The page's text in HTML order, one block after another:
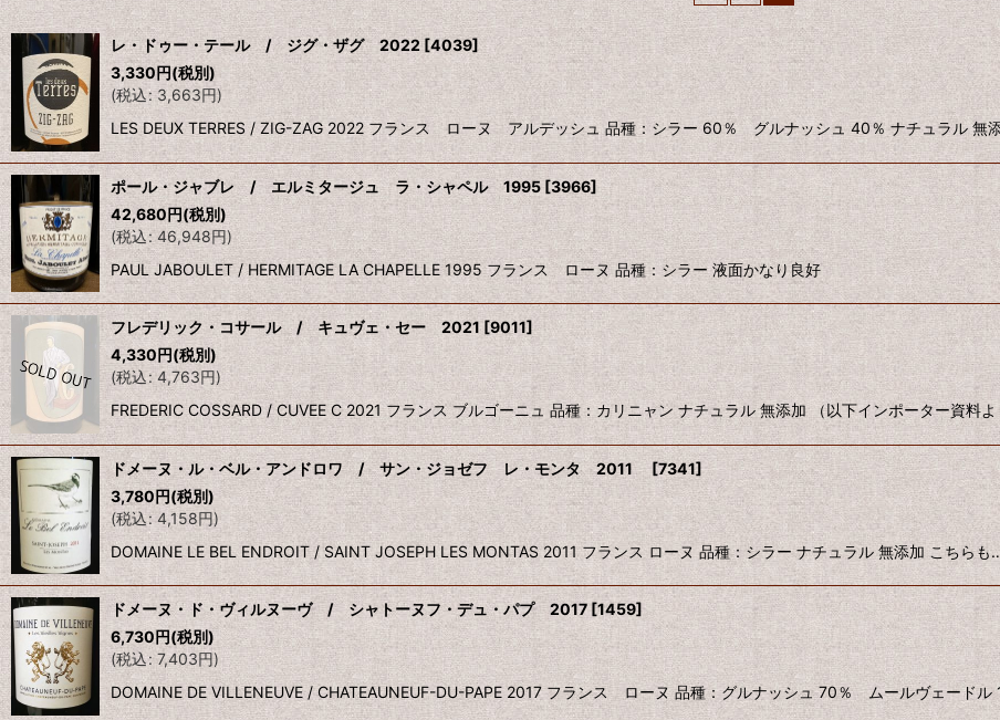
表示数
並び順:
絞り込む
レ・ドゥー・テール / ジグ・ザグ 2022 [4039]
3,330円(税別)
(税込: 3,663円)
LES DEUX TERRES / ZIG-ZAG 2022 フランス ローヌ アルデッシュ 品種：シラー 60％ グルナッシュ 40％ ナチュラル 無
ポール・ジャブレ / エルミタージュ ラ・シャペル 1995 [3966]
42,680円(税別)
(税込: 46,948円)
PAUL JABOULET / HERMITAGE LA CHAPELLE 1995 フランス ローヌ 品種：シラー 液面かなり良好
フレデリック・コサール / キュヴェ・セー 2021 [9011]
4,330円(税別)
(税込: 4,763円)
FREDERIC COSSARD / CUVEE C 2021 フランス ブルゴーニュ 品種：カリニャン ナチュラル 無添加 （以下インポーター資料
ドメーヌ・ル・ベル・アンドロワ / サン・ジョゼフ レ・モンタ 2011 [7341]
3,780円(税別)
(税込: 4,158円)
DOMAINE LE BEL ENDROIT / SAINT JOSEPH LES MONTAS 2011 フランス ローヌ 品種：シラー ナチュラル 無添加 こちらも
ドメーヌ・ド・ヴィルヌーヴ / シャトーヌフ・デュ・パプ 2017 [1459]
6,730円(税別)
(税込: 7,403円)
DOMAINE DE VILLENEUVE / CHATEAUNEUF-DU-PAPE 2017 フランス ローヌ 品種：グルナッシュ 70％ ムールヴェー